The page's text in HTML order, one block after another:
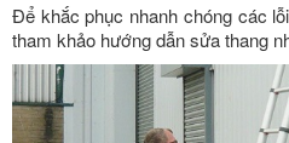
Để khắc phục nhanh chóng các
tham khảo hướng dẫn sửa thang